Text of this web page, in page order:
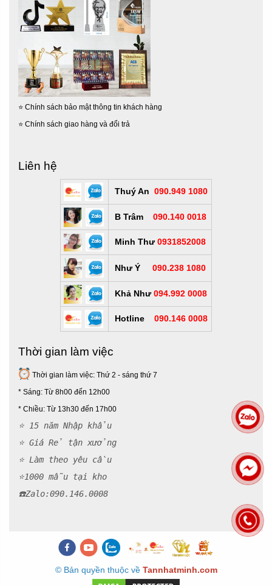
⭐ Chính sách bảo mật thông tin khách hàng
⭐ Chính sách giao hàng và đổi trả
Liên hệ
Thuý An 090.949 1080
B Trâm 090.140 0018
Minh Thư 0931852008
Như Ý 090.238 1080
Khả Như 094.992 0008
Hotline 090.146 0008
Thời gian làm việc
Thời gian làm việc: Thứ 2 - sáng thứ 7
* Sáng: Từ 8h00 đến 12h00
* Chiều: Từ 13h30 đến 17h00
⭐ 15 năm Nhập khẩu
⭐ Giá Rẻ tận xưởng
⭐ Làm theo yêu cầu
⭐1000 mẫu tại kho
☎️Zalo:090.146.0008
© Bản quyền thuộc về Tannhatminh.com